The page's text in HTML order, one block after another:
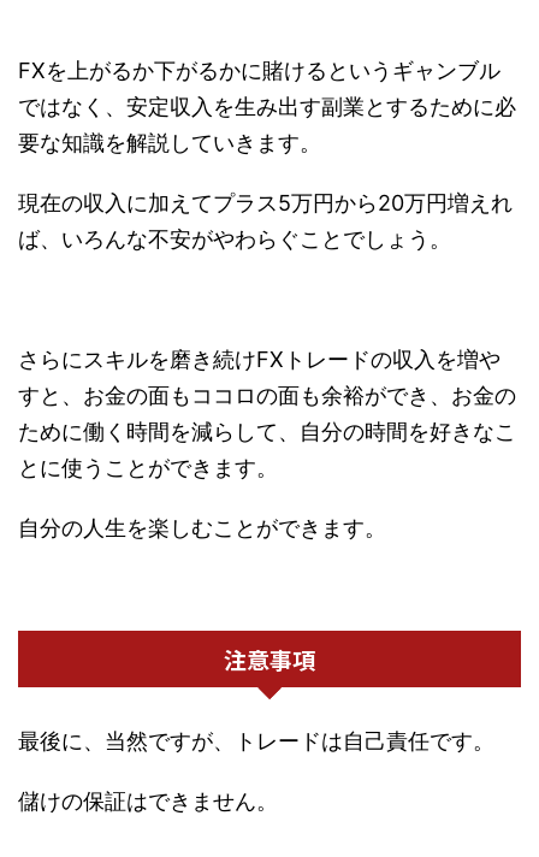
FXを上がるか下がるかに賭けるというギャンブル
ではなく、安定収入を生み出す副業とするために必
要な知識を解説していきます。
現在の収入に加えてプラス5万円から20万円増えれ
ば、いろんな不安がやわらぐことでしょう。
さらにスキルを磨き続けFXトレードの収入を増や
すと、お金の面もココロの面も余裕ができ、お金の
ために働く時間を減らして、自分の時間を好きなこ
とに使うことができます。
自分の人生を楽しむことができます。
注意事項
最後に、当然ですが、トレードは自己責任です。
儲けの保証はできません。